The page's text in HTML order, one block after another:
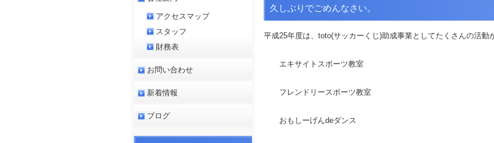
久しぶりでごめんなさい。
平成25年度は、toto(サッカーくじ)助成事業としてたくさんの活動
エキサイトスポーツ教室
フレンドリースポーツ教室
おもしーげんdeダンス
アクセスマップ
スタッフ
財務表
お問い合わせ
新着情報
ブログ